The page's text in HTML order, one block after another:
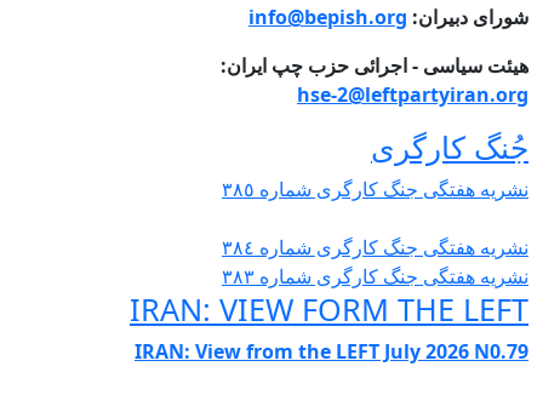
دبیران:info@bepish.org
سیاسی - اجرائی حزب چپ ایران:
hse-
کارگری
هفتگی جنگ کارگری شمارە ٣٨٥
هفتگی جنگ کارگری شمارە ٣٨٤
هفتگی جنگ کارگری شمارە ٣٨٣
IRAN: VIEW FORM THE
IRAN: View from the LEFT July 2026